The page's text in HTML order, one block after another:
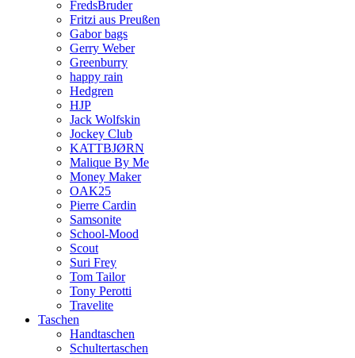
FredsBruder
Fritzi aus Preußen
Gabor bags
Gerry Weber
Greenburry
happy rain
Hedgren
HJP
Jack Wolfskin
Jockey Club
KATTBJØRN
Malique By Me
Money Maker
OAK25
Pierre Cardin
Samsonite
School-Mood
Scout
Suri Frey
Tom Tailor
Tony Perotti
Travelite
Taschen
Handtaschen
Schultertaschen